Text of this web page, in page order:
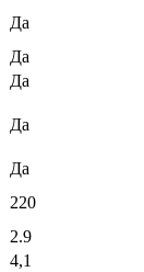
Да
Да
Да
Да
Да
220
2.9
4,1